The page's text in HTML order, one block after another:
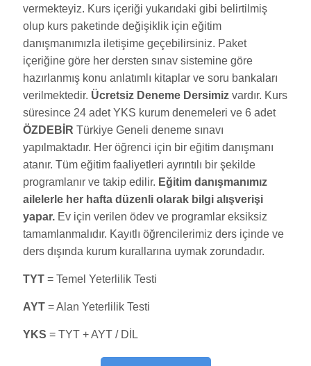
vermekteyiz. Kurs içeriği yukarıdaki gibi belirtilmiş
olup kurs paketinde değişiklik için eğitim
danışmanımızla iletişime geçebilirsiniz. Paket
içeriğine göre her dersten sınav sistemine göre
hazırlanmış konu anlatımlı kitaplar ve soru bankaları
verilmektedir. Ücretsiz Deneme Dersimizvardır. Kurs
süresince 24 adet YKS kurum denemeleri ve 6 adet
ÖZDEBİR Türkiye Geneli deneme sınavı
yapılmaktadır. Her öğrenci için bir eğitim danışmanı
atanır. Tüm eğitim faaliyetleri ayrıntılı bir şekilde
programlanır ve takip edilir. Eğitim danışmanımız
ailelerle her hafta düzenli olarak bilgi alışverişi
yapar.Ev için verilen ödev ve programlar eksiksiz
tamamlanmalıdır. Kayıtlı öğrencilerimiz ders içinde ve
ders dışında kurum kurallarına uymak zorundadır.
TYT= Temel Yeterlilik Testi
AYT= Alan Yeterlilik Testi
YKS = TYT + AYT / DİL